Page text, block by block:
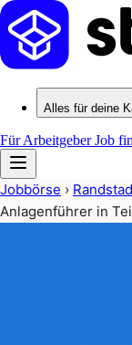
Alles für deine
Für ArbeitgeberJob
Jobbörse ›
Anlagenführer in